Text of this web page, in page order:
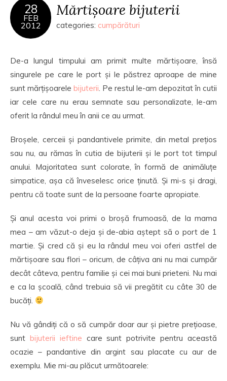
28
FEB
2012
Mărtișoare bijuterii
categories: cumpărături
De-a lungul timpului am primit multe mărtișoare, însă
singurele pe care le port și le păstrez aproape de mine
sunt mărțișoarele bijuterii. Pe restul le-am depozitat în cutii
iar cele care nu erau semnate sau personalizate, le-am
oferit la rândul meu în anii ce au urmat.
Broșele, cerceii și pandantivele primite, din metal prețios
sau nu, au rămas în cutia de bijuterii și le port tot timpul
anului. Majoritatea sunt colorate, în formă de animăluțe
simpatice, așa că înveselesc orice ținută. Și mi-s și dragi,
pentru că toate sunt de la persoane foarte apropiate.
Și anul acesta voi primi o broșă frumoasă, de la mama
mea – am văzut-o deja și de-abia aștept să o port de 1
martie. Și cred că și eu la rândul meu voi oferi astfel de
mărtișoare sau flori – oricum, de câțiva ani nu mai cumpăr
decât câteva, pentru familie și cei mai buni prieteni. Nu mai
e ca la școală, când trebuia să vii pregătit cu câte 30 de
bucăți.
Nu vă gândiți că o să cumpăr doar aur și pietre prețioase,
sunt bijuterii ieftine care sunt potrivite pentru această
ocazie – pandantive din argint sau placate cu aur de
exemplu. Mie mi-au plăcut următoarele: